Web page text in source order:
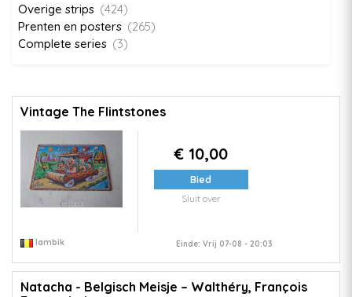
Overige strips (424)
Prenten en posters (265)
Complete series (3)
Vintage The Flintstones
€ 10,00
Bied
Sluit over
lambik Einde: Vrij 07-08 - 20:03
Natacha - Belgisch Meisje – Walthéry, François